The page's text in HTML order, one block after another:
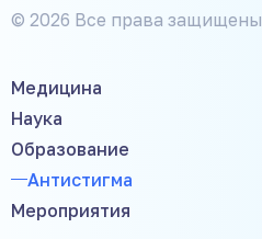
© 2026 Все права защищены
Медицина
Наука
Образование
Антистигма
Мероприятия